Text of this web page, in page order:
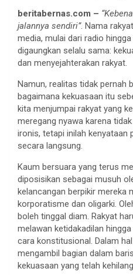
beritabernas.com –
jalannya sendiri”. Nama
media, mulai dari radio
digaungkan selalu sama:
dan menyejahterakan rakyat.
Namun, realitas tidak pernah
bagaimana kekuasaan itu
kita menjumpai rakyat yang
meregang nyawa karena
ironis, tetapi inilah kenyataan
secara langsung.
Kaum bersuara yang terus
diposisikan sebagai musuh
kelancangan berpikir mereka
korporatisme dan oligarki.
boleh tinggal diam. Rakyat
melawan ketidakadilan
cara konstitusional. Dalam
mengambil bagian dalam
kekuasaan yang telah